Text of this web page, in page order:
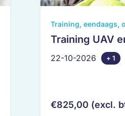
Training, eendaags,
Training UAV
22-10-2026 + 1
€825,00 (excl.
Dit
product
meerdere
kan